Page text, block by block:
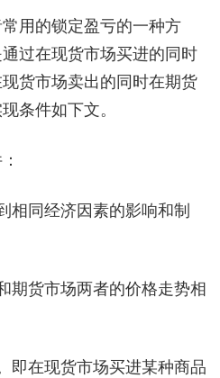
用的锁定盈亏的一种方
过在现货市场买进的同时
货市场卖出的同时在期货
条件如下文。
同经济因素的影响和制
货市场两者的价格走势相
在现货市场买进某种商品